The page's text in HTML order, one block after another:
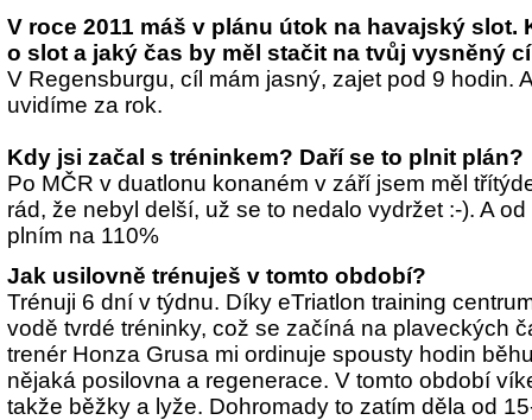
V roce 2011 máš v plánu útok na havajský slot.
o slot a jaký čas by měl stačit na tvůj vysněný
V Regensburgu, cíl mám jasný, zajet pod 9 hodin.
uvidíme za rok.
Kdy jsi začal s tréninkem? Daří se to plnit plán?
Po MČR v duatlonu konaném v září jsem měl
rád, že nebyl delší, už se to nedalo vydržet :-). A
plním na 110%
Jak usilovně trénuješ v tomto období?
Trénuji 6 dní v týdnu. Díky eTriatlon training
vodě tvrdé tréninky, což se začíná na plaveckých
trenér Honza Grusa mi ordinuje spousty hodin
nějaká posilovna a regenerace. V tomto období
takže běžky a lyže. Dohromady to zatím děla od